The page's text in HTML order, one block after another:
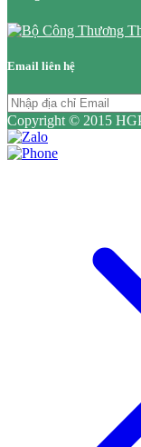
Email liên hệ
Copyright © 2015